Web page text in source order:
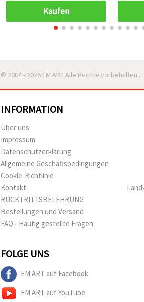
Kaufen
© 2004 - 2026 EM ART Alle Rechte vorbehalten..
INFORMATION
Über uns
Impressum
Datenschutzerklärung
Allgemeine Geschäftsbedingungen
Cookie-Richtlinie
Kontakt
RÜCKTRITTSBELEHRUNG
Bestellungen und Versand
FAQ - Häufig gestellte Fragen
FOLGE UNS
EM ART auf Facebook
EM ART auf YouTube